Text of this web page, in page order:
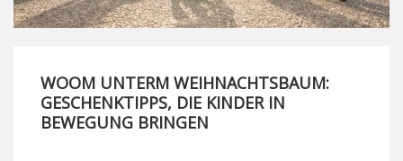
WOOM UNTERM WEIHNACHTSBAUM:
GESCHENKTIPPS, DIE KINDER IN
BEWEGUNG BRINGEN